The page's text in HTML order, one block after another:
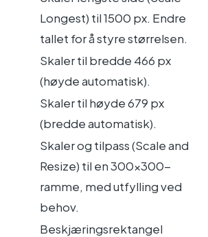
Longest) til 1500 px. Endre
tallet for å styre størrelsen.
Skaler til bredde 466 px
(høyde automatisk).
Skaler til høyde 679 px
(bredde automatisk).
Skaler og tilpass (Scale and
Resize) til en 300×300-
ramme, med utfylling ved
behov.
Beskjæringsrektangel